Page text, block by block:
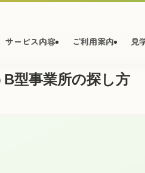
サービス内容 ご利用案内 見
型事業所の探し方